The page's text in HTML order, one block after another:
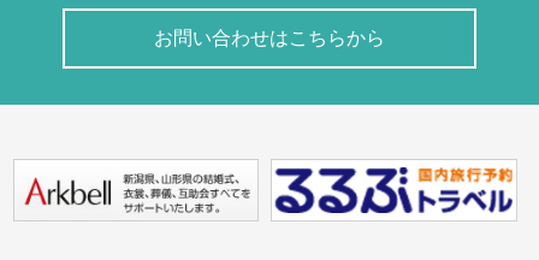
お問い合わせはこちらから